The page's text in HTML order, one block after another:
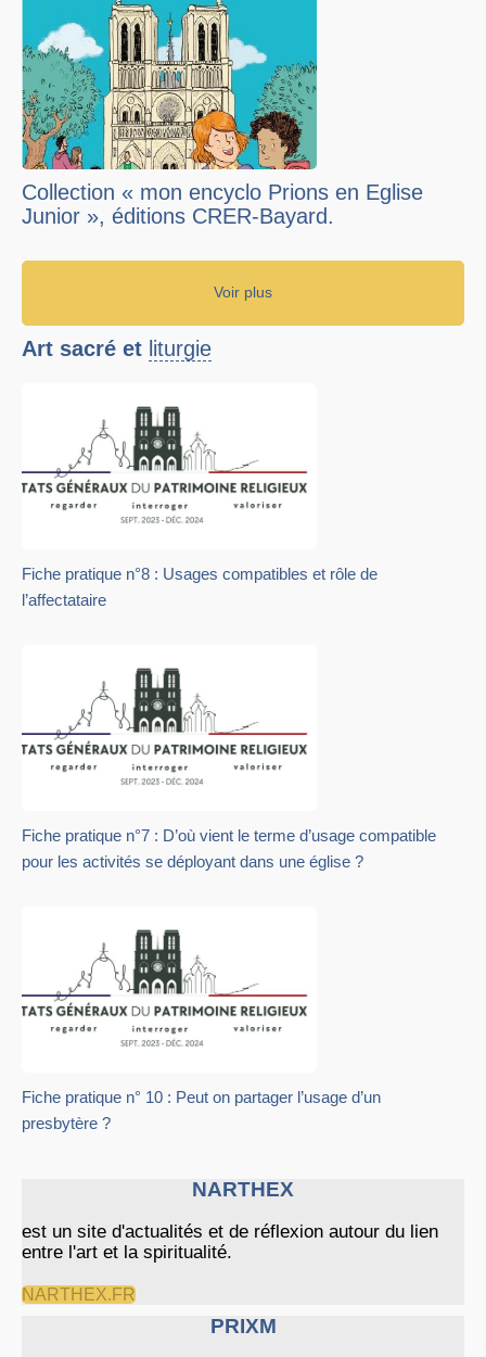
Collection « mon encyclo Prions en Eglise
Junior », éditions CRER-Bayard.
Voir plus
Art sacré et liturgie
Fiche pratique n°8 : Usages compatibles et rôle de
l’affectataire
Fiche pratique n°7 : D’où vient le terme d’usage compatible
pour les activités se déployant dans une église ?
Fiche pratique n° 10 : Peut on partager l’usage d’un
presbytère ?
NARTHEX
est un site d'actualités et de réflexion autour du lien
entre l'art et la spiritualité.
NARTHEX.FR
PRIXM